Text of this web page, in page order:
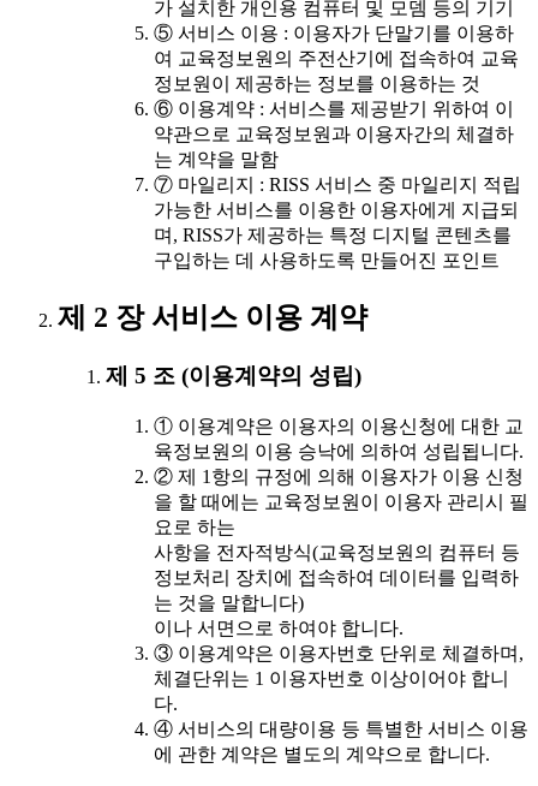
가 설치한 개인용 컴퓨터 및 모뎀 등의 기기
⑤ 서비스 이용 : 이용자가 단말기를 이용하
여 교육정보원의 주전산기에 접속하여 교육
정보원이 제공하는 정보를 이용하는 것
⑥ 이용계약 : 서비스를 제공받기 위하여 이
약관으로 교육정보원과 이용자간의 체결하
는 계약을 말함
⑦ 마일리지 : RISS 서비스 중 마일리지 적립
가능한 서비스를 이용한 이용자에게 지급되
며, RISS가 제공하는 특정 디지털 콘텐츠를
구입하는 데 사용하도록 만들어진 포인트
제 2 장 서비스 이용 계약
제 5 조 (이용계약의 성립)
① 이용계약은 이용자의 이용신청에 대한 교
육정보원의 이용 승낙에 의하여 성립됩니다.
② 제 1항의 규정에 의해 이용자가 이용 신청
을 할 때에는 교육정보원이 이용자 관리시 필
요로 하는
사항을 전자적방식(교육정보원의 컴퓨터 등
정보처리 장치에 접속하여 데이터를 입력하
는 것을 말합니다)
이나 서면으로 하여야 합니다.
③ 이용계약은 이용자번호 단위로 체결하며,
체결단위는 1 이용자번호 이상이어야 합니
다.
④ 서비스의 대량이용 등 특별한 서비스 이용
에 관한 계약은 별도의 계약으로 합니다.